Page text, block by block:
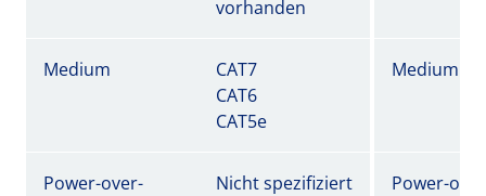
vorhanden
Medium
CAT7
CAT6
CAT5e
Medium
Power-over-
Nicht spezifiziert
Power-